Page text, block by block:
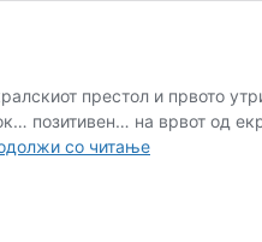
престол и првото
позитивен… на врвот од
со читањеКолективен